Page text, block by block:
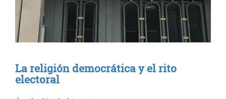
La religión democrática y el rito
electoral